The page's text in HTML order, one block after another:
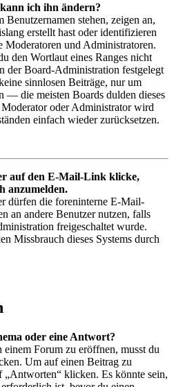
ich ihn ändern?
Benutzernamen stehen, zeigen an,
erstellt hast oder identifizieren
Moderatoren und Administratoren.
den Wortlaut eines Ranges nicht
der Board-Administration festgelegt
sinnlosen Beiträge, nur um
— die meisten Boards dulden dieses
oder Administrator wird
einfach wieder zurücksetzen.
auf den E-Mail-Link klicke,
anzumelden.
dürfen die foreninterne E-Mail-
an andere Benutzer nutzen, falls
freigeschaltet wurde.
Missbrauch dieses Systems durch
oder eine Antwort?
einem Forum zu eröffnen, musst du
Um auf einen Beitrag zu
„Antworten“ klicken. Es könnte sein,